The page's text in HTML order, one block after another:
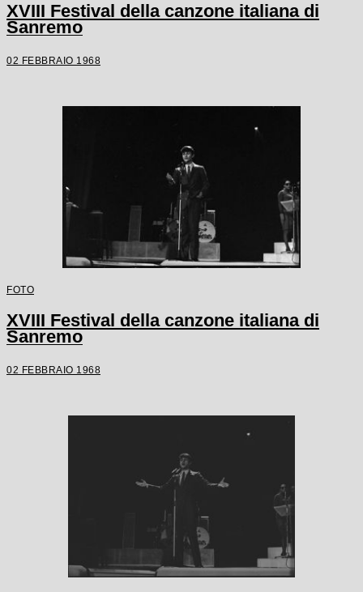
XVIII Festival della canzone italiana di
Sanremo
02 FEBBRAIO 1968
FOTO
XVIII Festival della canzone italiana di
Sanremo
02 FEBBRAIO 1968